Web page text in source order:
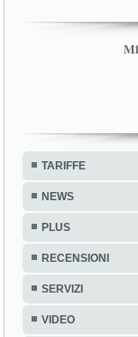
TARIFFE
NEWS
PLUS
RECENSIONI
SERVIZI
VIDEO